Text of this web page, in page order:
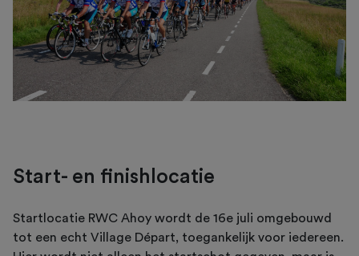
Start- en finishlocatie
Startlocatie RWC Ahoy wordt de 16e juli omgebouwd
tot een echt Village Départ, toegankelijk voor iedereen.